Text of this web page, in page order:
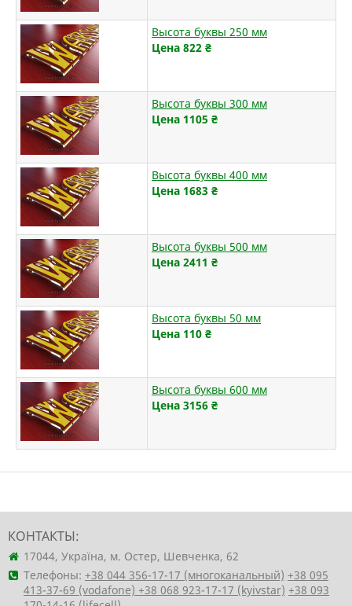
Высота буквы 250 мм
Цена 822 ₴
Высота буквы 300 мм
Цена 1105 ₴
Высота буквы 400 мм
Цена 1683 ₴
Высота буквы 500 мм
Цена 2411 ₴
Высота буквы 50 мм
Цена 110 ₴
Высота буквы 600 мм
Цена 3156 ₴
КОНТАКТЫ:
17044, Україна, м. Остер, Шевченка, 62
Телефоны: +38 044 356-17-17 (многоканальный) +38 095
413-37-69 (vodafone) +38 068 923-17-17 (kyivstar) +38 093